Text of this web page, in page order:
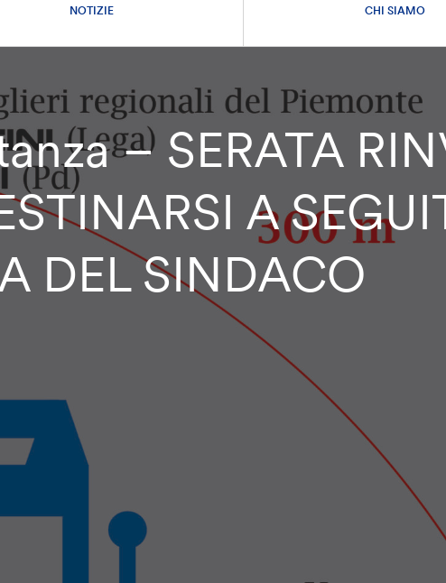
NOTIZIE CHI SIAMO
– SERATA
A
DEL SINDACO